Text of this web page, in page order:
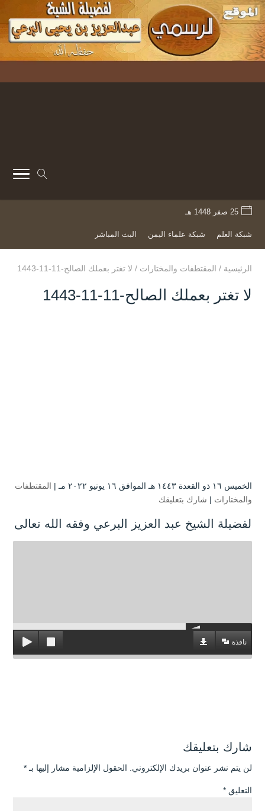
25 صفر 1448 هـ
شبكة العلم شبكة علماء اليمن البث المباشر
الرئيسية / المقتطفات والمختارات / لا تغتر بعملك الصالح-11-11-1443
لا تغتر بعملك الصالح-11-11-1443
الخميس ۱٦ ذو القعدة ۱٤٤۳ هـ الموافق ۱٦ يونيو ۲۰۲۲ مـ |
المقتطفات
والمختارات | شارك بتعليقك
لفضيلة الشيخ عبد العزيز البرعي وفقه الله تعالى
نافذة
شارك بتعليقك
لن يتم نشر عنوان بريدك الإلكتروني. الحقول الإلزامية مشار إليها بـ *
التعليق *